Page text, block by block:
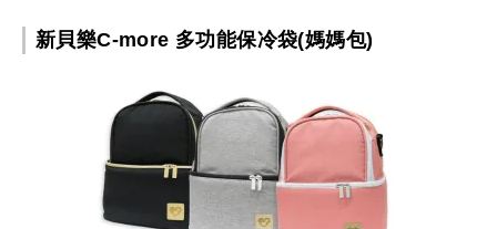
新貝樂C-more 多功能保冷袋(媽媽包)